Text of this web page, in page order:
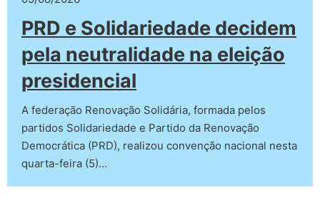
PRD e Solidariedade decidem
pela neutralidade na eleição
presidencial
A federação Renovação Solidária, formada pelos
partidos Solidariedade e Partido da Renovação
Democrática (PRD), realizou convenção nacional nesta
quarta-feira (5)…